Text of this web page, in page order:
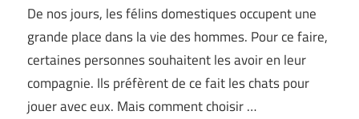
De nos jours, les félins domestiques occupent une
grande place dans la vie des hommes. Pour ce faire,
certaines personnes souhaitent les avoir en leur
compagnie. Ils préfèrent de ce fait les chats pour
jouer avec eux. Mais comment choisir …